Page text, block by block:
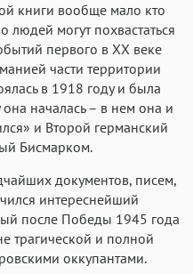
книги вообще мало кто
людей могут похвастаться
первого в ХХ веке
части территории
в 1918 году и была
началась – в нем она и
и Второй германский
Бисмарком.
документов, писем,
интереснейший
после Победы 1945 года
трагической и полной
оккупантами.